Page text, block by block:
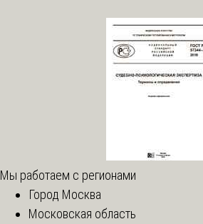
Мы работаем с регионами
Город Москва
Московская область